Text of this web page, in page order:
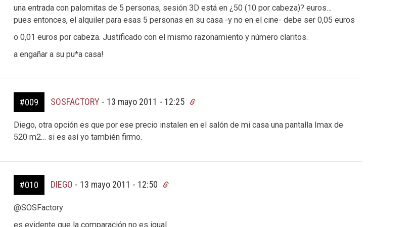
una entrada con palomitas de 5 personas, sesión 3D está en ¿50 (10 por cabeza)? euros…
pues entonces, el alquiler para esas 5 personas en su casa -y no en el cine- debe ser 0,05 euros
o 0,01 euros por cabeza. Justificado con el mismo razonamiento y número claritos.
a engañar a su pu*a casa!
#009 SOSFACTORY - 13 mayo 2011 - 12:25
Diego, otra opción es que por ese precio instalen en el salón de mi casa una pantalla Imax de
520 m2… si es así yo también firmo.
#010 DIEGO - 13 mayo 2011 - 12:50
@SOSFactory
es evidente que la comparación no es igual.